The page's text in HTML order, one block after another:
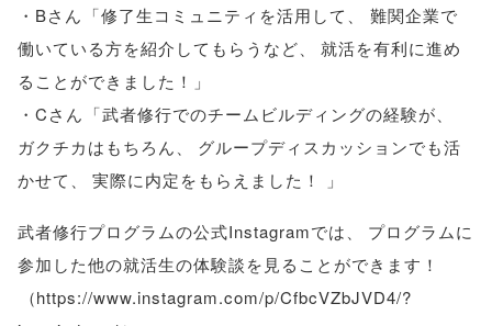
・Bさん 「修了生コミュニティを活用して
難関企業で
働いている方を紹介してもらうなど
就活を有利に進め
ることができました！ 」
・Cさん 「武者修行でのチームビルディングの経験が
ガクチカはもちろん
グループディスカッションでも活
かせて
実際に内定をもらえました！ 」
武者修行プログラムの公式Instagramでは
プログラムに
参加した他の就活生の体験談を見ることができます！
（https://www.instagram.com/p/CfbcVZbJVD4/?